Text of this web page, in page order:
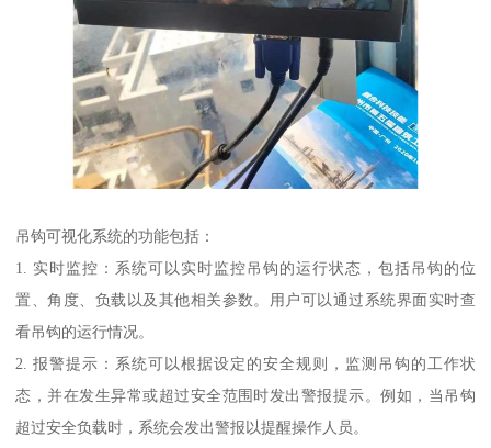
吊钩可视化系统的功能包括：
1. 实时监控：系统可以实时监控吊钩的运行状态，包括吊钩的位
置、角度、负载以及其他相关参数。用户可以通过系统界面实时查
看吊钩的运行情况。
2. 报警提示：系统可以根据设定的安全规则，监测吊钩的工作状
态，并在发生异常或超过安全范围时发出警报提示。例如，当吊钩
超过安全负载时，系统会发出警报以提醒操作人员。